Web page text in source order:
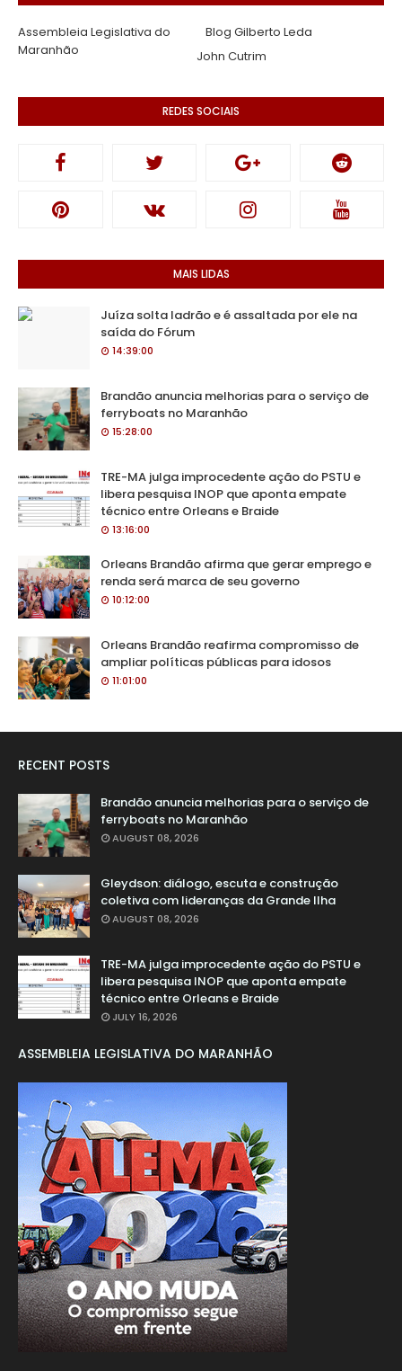
Assembleia Legislativa do
Maranhão
Blog Gilberto Leda
John Cutrim
REDES SOCIAIS
MAIS LIDAS
Juíza solta ladrão e é assaltada por ele na
saída do Fórum
14:39:00
Brandão anuncia melhorias para o serviço de
ferryboats no Maranhão
15:28:00
TRE-MA julga improcedente ação do PSTU e
libera pesquisa INOP que aponta empate
técnico entre Orleans e Braide
13:16:00
Orleans Brandão afirma que gerar emprego e
renda será marca de seu governo
10:12:00
Orleans Brandão reafirma compromisso de
ampliar políticas públicas para idosos
11:01:00
RECENT POSTS
Brandão anuncia melhorias para o serviço de
ferryboats no Maranhão
AUGUST 08, 2026
Gleydson: diálogo, escuta e construção
coletiva com lideranças da Grande Ilha
AUGUST 08, 2026
TRE-MA julga improcedente ação do PSTU e
libera pesquisa INOP que aponta empate
técnico entre Orleans e Braide
JULY 16, 2026
ASSEMBLEIA LEGISLATIVA DO MARANHÃO